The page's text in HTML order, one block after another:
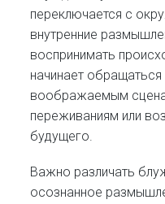
переключается с
внутренние
воспринимать
начинает
воображаемым
переживаниям или
будущего.
Важно различать
осознанное